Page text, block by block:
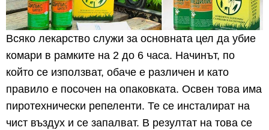
Всяко лекарство служи за основната цел да убие
комари в рамките на 2 до 6 часа. Начинът, по
който се използват, обаче е различен и като
правило е посочен на опаковката. Освен това има
пиротехнически репеленти. Те се инсталират на
чист въздух и се запалват. В резултат на това се